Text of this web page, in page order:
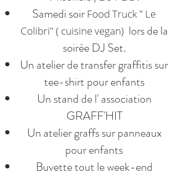
Samedi soirFood Truck " Le
Colibri" ( cuisine vegan) lors de la
soirée DJ Set.
Un atelier de transfer graffitis sur
tee-shirt pour enfants
Un stand de l' association
GRAFF'HIT
Un atelier graffs sur panneaux
pour enfants
Buvette tout le week-end